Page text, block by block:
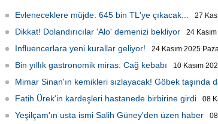
Buruk arasında kilo üzerinden geçen
esprili sohbet sosyal medyada gündem
oldu.
Evleneceklere müjde: 645 bin TL'ye çıkacak... 27
Dikkat! Dolandırıcılar 'Alo' demenizi bekliyor 24
Influencerlara yeni kurallar geliyor! 24 Kasım 2025
Bin yıllık gastronomik miras: Cağ kebabı 10 Kasım
Mimar Sinan'ın kemikleri sızlayacak! Göbek taşında
Fatih Ürek'in kardeşleri hastanede birbirine girdi 08
Yeşilçam'ın usta ismi Salih Güney'den üzen haber